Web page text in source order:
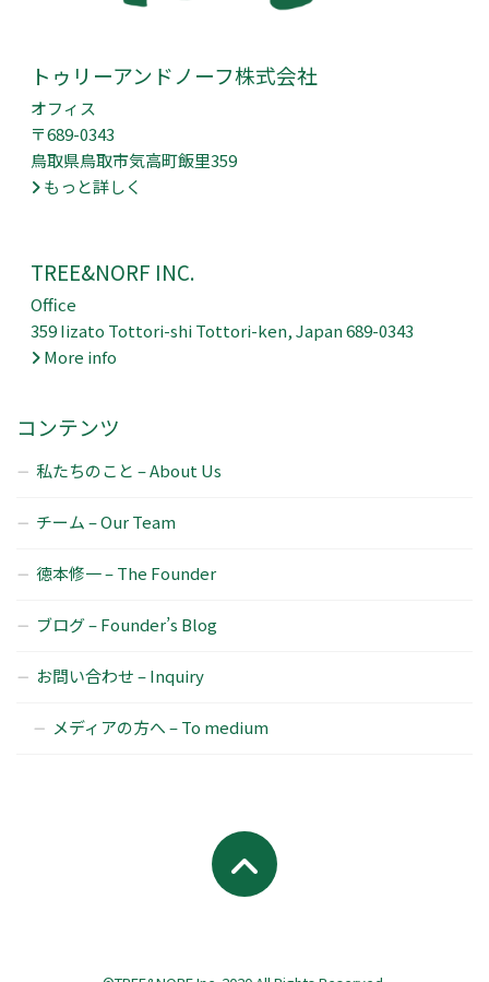
トゥリーアンドノーフ株式会社
オフィス
〒689-0343
鳥取県鳥取市気高町飯里359
もっと詳しく
TREE&NORF INC.
Office
359 Iizato Tottori-shi Tottori-ken, Japan 689-0343
More info
コンテンツ
私たちのこと – About Us
チーム – Our Team
徳本修一 – The Founder
ブログ – Founder’s Blog
お問い合わせ – Inquiry
メディアの方へ – To medium